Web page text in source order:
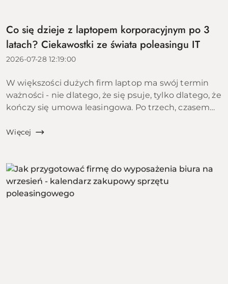
Co się dzieje z laptopem korporacyjnym po 3
latach? Ciekawostki ze świata poleasingu IT
2026-07-28 12:19:00
W większości dużych firm laptop ma swój termin
ważności - nie dlatego, że się psuje, tylko dlatego, że
kończy się umowa leasingowa. Po trzech, czasem
trafia do firmy zajmującej się poleasingiem i zaczy...
Więcej